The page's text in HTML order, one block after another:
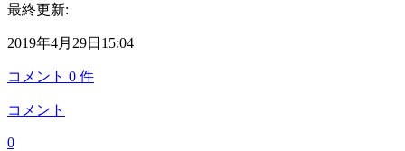
最終更新:
2019年4月29日15:04
コメント 0 件
コメント
0